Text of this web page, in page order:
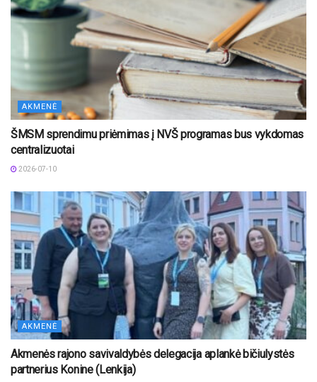
AKMENĖ
ŠMSM sprendimu priėmimas į NVŠ programas bus vykdomas
centralizuotai
2026-07-10
AKMENĖ
Akmenės rajono savivaldybės delegacija aplankė bičiulystės
partnerius Konine (Lenkija)